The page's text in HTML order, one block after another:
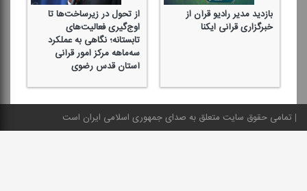
بازدید مدیر رادیو قرآن از
خبرگزاری قرآنی ایكنا
از تحول در زیرساخت‌ها تا
اوج‌گیری فعالیت‌های
تابستانه؛ نگاهی به عملكرد
سه‌ماهه مركز امور قرآنی
آستان قدس رضوی
تمامی حقوق سایت متعلق به صدای جمهوری اسلامی ایران است